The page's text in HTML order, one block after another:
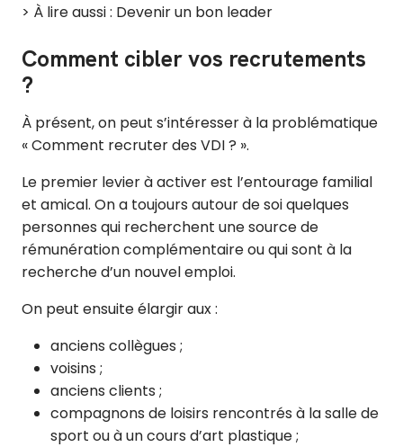
> À lire aussi : Devenir un bon leader
Comment cibler vos recrutements
?
À présent, on peut s’intéresser à la problématique
« Comment recruter des VDI ? ».
Le premier levier à activer est l’entourage familial
et amical. On a toujours autour de soi quelques
personnes qui recherchent une source de
rémunération complémentaire ou qui sont à la
recherche d’un nouvel emploi.
On peut ensuite élargir aux :
anciens collègues ;
voisins ;
anciens clients ;
compagnons de loisirs rencontrés à la salle de
sport ou à un cours d’art plastique ;